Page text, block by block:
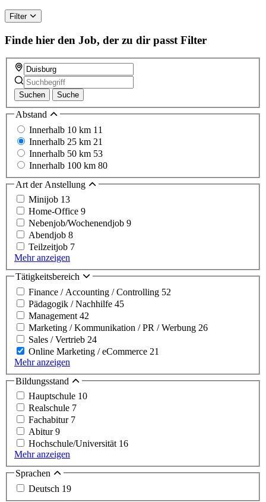
Filter
Finde hier den Job, der zu dir passt Filter
Suchen Suche
Abstand
Innerhalb 10 km 11
Innerhalb 25 km 21
Innerhalb 50 km 53
Innerhalb 100 km 80
Art der Anstellung
Minijob 13
Home-Office 9
Nebenjob/Wochenendjob 9
Abendjob 8
Teilzeitjob 7
Mehr anzeigen
Tätigkeitsbereich
Finance / Accounting / Controlling 52
Pädagogik / Nachhilfe 45
Management 42
Marketing / Kommunikation / PR / Werbung 26
Sales / Vertrieb 24
Online Marketing / eCommerce 21
Mehr anzeigen
Bildungsstand
Hauptschule 10
Realschule 7
Fachabitur 7
Abitur9
Hochschule/Universität 16
Mehr anzeigen
Sprachen
Deutsch 19